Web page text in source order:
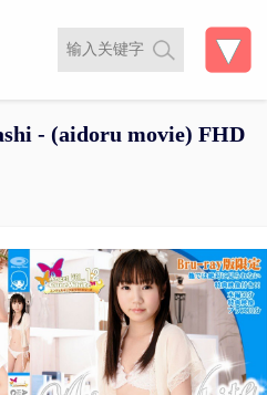
- (aidoru movie) FHD